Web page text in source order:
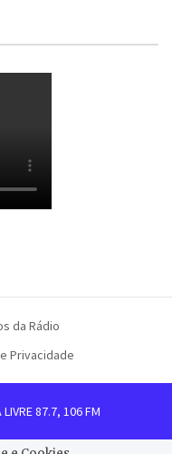
da Rádio
Privacidade
LIVRE 87.7, 106 FM